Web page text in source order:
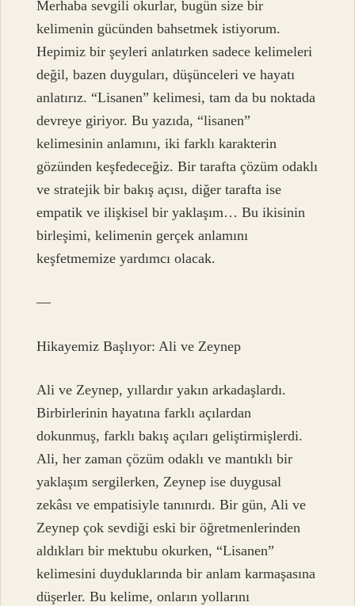
Merhaba sevgili okurlar, bugün size bir
kelimenin gücünden bahsetmek istiyorum.
Hepimiz bir şeyleri anlatırken sadece kelimeleri
değil, bazen duyguları, düşünceleri ve hayatı
anlatırız. “Lisanen” kelimesi, tam da bu noktada
devreye giriyor. Bu yazıda, “lisanen”
kelimesinin anlamını, iki farklı karakterin
gözünden keşfedeceğiz. Bir tarafta çözüm odaklı
ve stratejik bir bakış açısı, diğer tarafta ise
empatik ve ilişkisel bir yaklaşım… Bu ikisinin
birleşimi, kelimenin gerçek anlamını
keşfetmemize yardımcı olacak.
—
Hikayemiz Başlıyor: Ali ve Zeynep
Ali ve Zeynep, yıllardır yakın arkadaşlardı.
Birbirlerinin hayatına farklı açılardan
dokunmuş, farklı bakış açıları geliştirmişlerdi.
Ali, her zaman çözüm odaklı ve mantıklı bir
yaklaşım sergilerken, Zeynep ise duygusal
zekâsı ve empatisiyle tanınırdı. Bir gün, Ali ve
Zeynep çok sevdiği eski bir öğretmenlerinden
aldıkları bir mektubu okurken, “Lisanen”
kelimesini duyduklarında bir anlam karmaşasına
düşerler. Bu kelime, onların yollarını